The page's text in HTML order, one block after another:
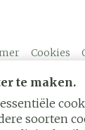
te maken.
soorten
Cookies